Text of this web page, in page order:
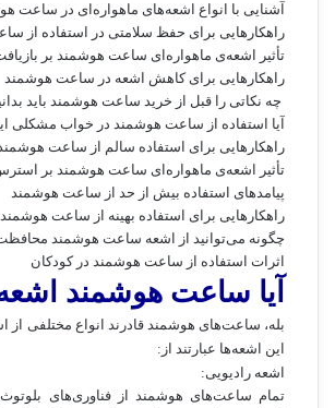
آشنایی با انواع اشعه‌های ماهواره‌ای در ساعت
راهکارهایی برای حفظ سلامتی در استفاده از
تأثیر اشعه‌ی ماهواره‌ای ساعت هوشمند بر
راهکارهایی برای کاهش اشعه در ساعت هوشمند
چه نکاتی را قبل از خرید ساعت هوشمند باید
آیا استفاده از ساعت هوشمند در خواب مشکلی
راهکارهایی برای استفاده سالم از ساعت
تأثیر اشعه‌ی ماهواره‌ای ساعت هوشمند بر
پیامدهای استفاده بیش از حد از ساعت هوشمند
راهکارهایی برای استفاده بهینه از ساعت هوشمند
چگونه می‌توانید از اشعه ساعت هوشمند
اثرات استفاده از ساعت هوشمند در کودکان
آیا ساعت هوشمند
بله، ساعت‌های هوشمند قادرند انواع مختلفی از
این اشعه‌ها عبارتند از:
اشعه رادیویی:
تمام ساعت‌های هوشمند از فناوری‌های